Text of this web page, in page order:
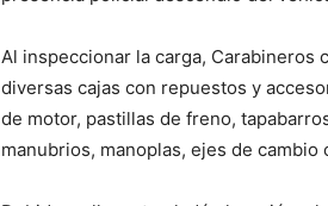
Al inspeccionar la carga,
diversas cajas con repuestos y
de motor, pastillas de freno,
manubrios, manoplas, ejes de